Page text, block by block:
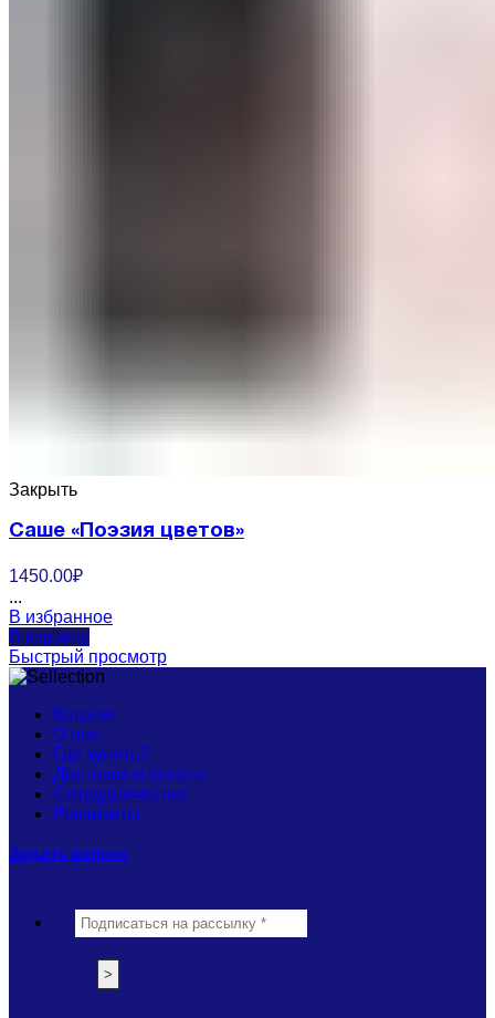
Закрыть
Саше «Поэзия цветов»
1450.00₽
...
В избранное
В корзину
Быстрый просмотр
Каталог
О нас
Где купить?
Доставка и оплата
Сотрудничество
Реквизиты
Задать вопрос